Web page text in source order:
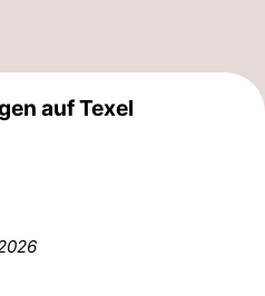
auf Texel